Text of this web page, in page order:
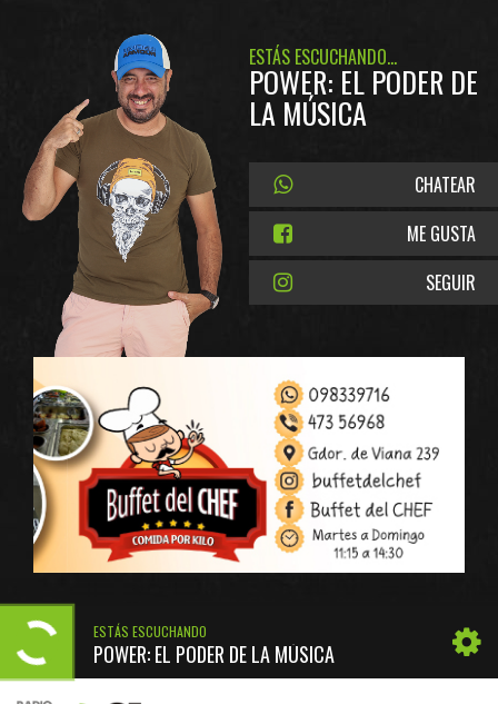
ESTÁS ESCUCHANDO...
POWER: EL PODER DE
LA MÚSICA
CHATEAR
ME GUSTA
SEGUIR
ESTÁS ESCUCHANDO
POWER: EL PODER DE LA MÚSICA